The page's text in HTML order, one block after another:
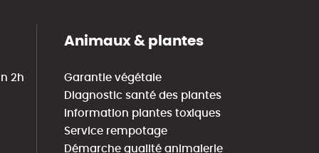
2h
Animaux & plantes
Garantie végétale
Diagnostic santé des plantes
Information plantes toxiques
Service rempotage
Démarche qualité animalerie